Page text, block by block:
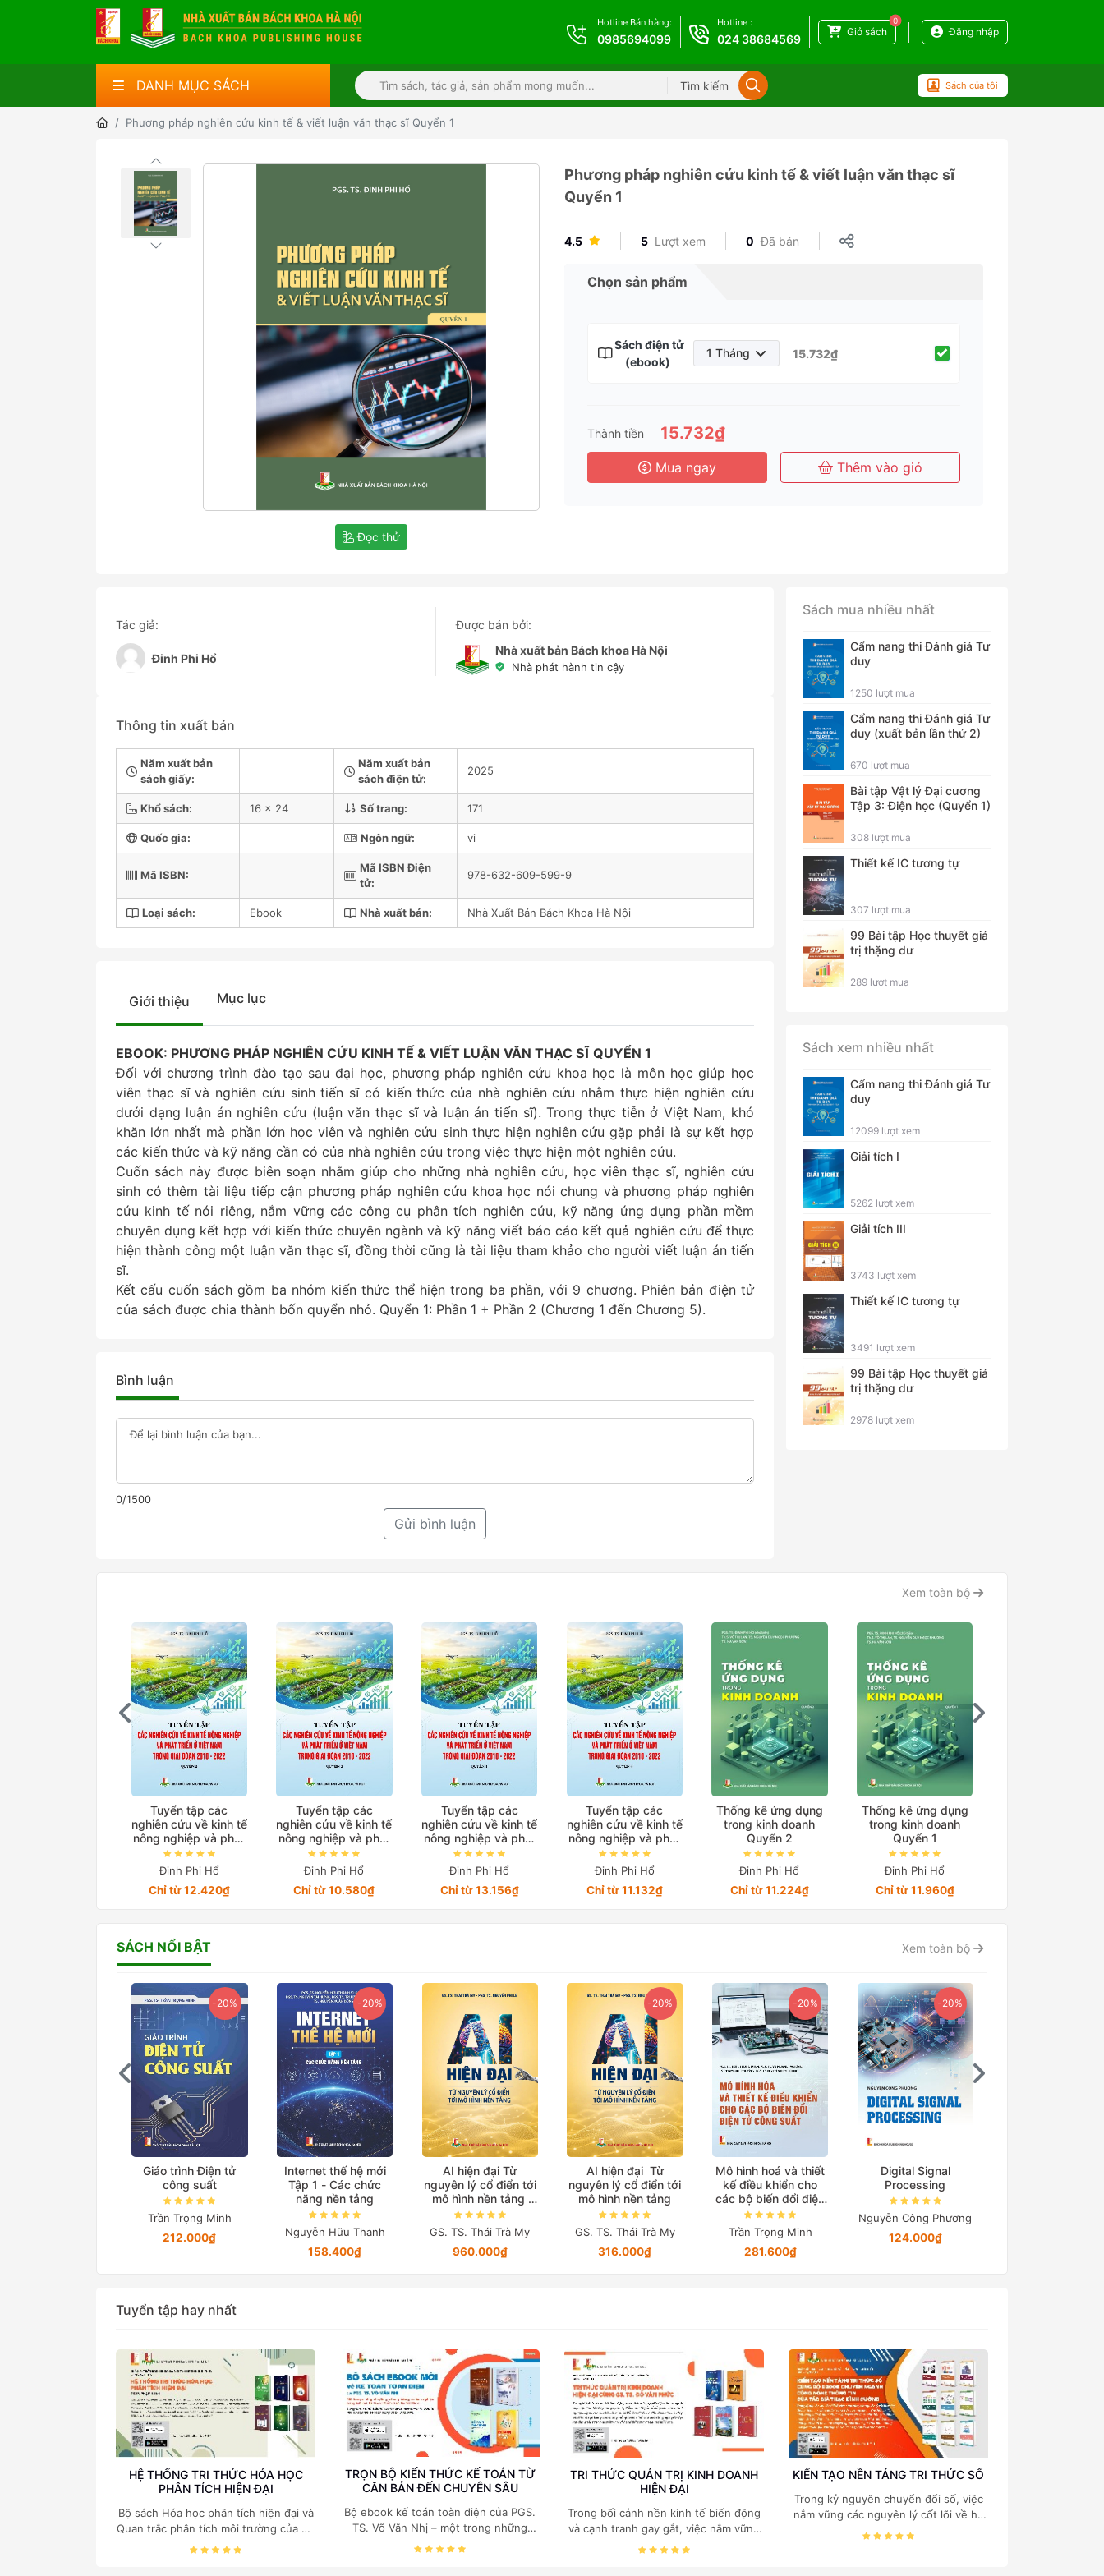
Hotline Bán hàng:
0985694099
Hotline :
024 38684569
0
Giỏ sách Đăng nhập
DANH MỤC SÁCH Tìm kiếm Sách của tôi
Phương pháp nghiên cứu kinh tế & viết luận văn thạc sĩ Quyển 1
Đọc thử
Phương pháp nghiên cứu kinh tế & viết luận văn thạc sĩ
Quyển 1
4.5 5 Lượt xem 0 Đã bán
Chọn sản phẩm
Sách điện tử
(ebook)
1 Tháng
6 Tháng
3 Năm
15.732₫
Thành tiền 15.732₫
Mua ngay Thêm vào giỏ
Tác giả:
Đinh Phi Hổ
Được bán bởi:
Nhà xuất bản Bách khoa Hà Nội
Nhà phát hành tin cậy
Thông tin xuất bản
Năm xuất bản
sách giấy:
Năm xuất bản
sách điện tử:
2025
Khổ sách: 16 x 24 Số trang: 171
Quốc gia: Ngôn ngữ: vi
Mã ISBN:
Mã ISBN Điện
tử:
978-632-609-599-9
Loại sách: Ebook Nhà xuất bản: Nhà Xuất Bản Bách Khoa Hà Nội
Giới thiệu Mục lục
EBOOK: PHƯƠNG PHÁP NGHIÊN CỨU KINH TẾ & VIẾT LUẬN VĂN THẠC SĨ QUYỂN 1
Đối với chương trình đào tạo sau đại học, phương pháp nghiên cứu khoa học là môn học giúp học
viên thạc sĩ và nghiên cứu sinh tiến sĩ có kiến thức của nhà nghiên cứu nhằm thực hiện nghiên cứu
dưới dạng luận án nghiên cứu (luận văn thạc sĩ và luận án tiến sĩ). Trong thực tiễn ở Việt Nam, khó
khăn lớn nhất mà phần lớn học viên và nghiên cứu sinh thực hiện nghiên cứu gặp phải là sự kết hợp
các kiến thức và kỹ năng cần có của nhà nghiên cứu trong việc thực hiện một nghiên cứu.
Cuốn sách này được biên soạn nhằm giúp cho những nhà nghiên cứu, học viên thạc sĩ, nghiên cứu
sinh có thêm tài liệu tiếp cận phương pháp nghiên cứu khoa học nói chung và phương pháp nghiên
cứu kinh tế nói riêng, nắm vững các công cụ phân tích nghiên cứu, kỹ năng ứng dụng phần mềm
chuyên dụng kết hợp với kiến thức chuyên ngành và kỹ năng viết báo cáo kết quả nghiên cứu để thực
hiện thành công một luận văn thạc sĩ, đồng thời cũng là tài liệu tham khảo cho người viết luận án tiến
sĩ.
Kết cấu cuốn sách gồm ba nhóm kiến thức thể hiện trong ba phần, với 9 chương. Phiên bản điện tử
của sách được chia thành bốn quyển nhỏ. Quyển 1: Phần 1 + Phần 2 (Chương 1 đến Chương 5).
Bình luận
0/1500
Gửi bình luận
Sách mua nhiều nhất
Cẩm nang thi Đánh giá Tư
duy
1250 lượt mua
Cẩm nang thi Đánh giá Tư
duy (xuất bản lần thứ 2)
670 lượt mua
Bài tập Vật lý Đại cương
Tập 3: Điện học (Quyển 1)
308 lượt mua
Thiết kế IC tương tự
307 lượt mua
99 Bài tập Học thuyết giá
trị thặng dư
289 lượt mua
Sách xem nhiều nhất
Cẩm nang thi Đánh giá Tư
duy
12099 lượt xem
Giải tích I
5262 lượt xem
Giải tích III
3743 lượt xem
Thiết kế IC tương tự
3491 lượt xem
99 Bài tập Học thuyết giá
trị thặng dư
2978 lượt xem
Xem toàn bộ
Tuyển tập các
nghiên cứu về kinh tế
nông nghiệp và phát
triển ở Việt Nam
trong giai đoạn
Đinh Phi Hổ
Chỉ từ 12.420₫
Tuyển tập các
nghiên cứu về kinh tế
nông nghiệp và phát
triển ở Việt Nam
trong giai đoạn
Đinh Phi Hổ
Chỉ từ 10.580₫
Tuyển tập các
nghiên cứu về kinh tế
nông nghiệp và phát
triển ở Việt Nam
trong giai đoạn
Đinh Phi Hổ
Chỉ từ 13.156₫
Tuyển tập các
nghiên cứu về kinh tế
nông nghiệp và phát
triển ở Việt Nam
trong giai đoạn
Đinh Phi Hổ
Chỉ từ 11.132₫
Thống kê ứng dụng
trong kinh doanh
Quyển 2
Đinh Phi Hổ
Chỉ từ 11.224₫
Thống kê ứng dụng
trong kinh doanh
Quyển 1
Đinh Phi Hổ
Chỉ từ 11.960₫
SÁCH NỔI BẬT Xem toàn bộ
-20%
Giáo trình Điện tử
công suất
Trần Trọng Minh
212.000₫
-20%
Internet thế hệ mới
Tập 1 - Các chức
năng nền tảng
Nguyễn Hữu Thanh
158.400₫
AI hiện đại Từ
nguyên lý cổ điển tới
mô hình nền tảng
(Bản in màu đặc biệt)
GS. TS. Thái Trà My
960.000₫
-20%
AI hiện đại Từ
nguyên lý cổ điển tới
mô hình nền tảng
GS. TS. Thái Trà My
316.000₫
-20%
Mô hình hoá và thiết
kế điều khiển cho
các bộ biến đổi điện
tử công suất
Trần Trọng Minh
281.600₫
-20%
Digital Signal
Processing
Nguyễn Công Phương
124.000₫
Tuyển tập hay nhất
HỆ THỐNG TRI THỨC HÓA HỌC
PHÂN TÍCH HIỆN ĐẠI
Bộ sách Hóa học phân tích hiện đại và
Quan trắc phân tích môi trường của Cố
Giáo sư, Tiến sĩ Phạm Luận là một
TRỌN BỘ KIẾN THỨC KẾ TOÁN TỪ
CĂN BẢN ĐẾN CHUYÊN SÂU
Bộ ebook kế toán toàn diện của PGS.
TS. Võ Văn Nhị – một trong những
chuyên gia hàng đầu, giàu kinh
TRI THỨC QUẢN TRỊ KINH DOANH
HIỆN ĐẠI
Trong bối cảnh nền kinh tế biến động
và cạnh tranh gay gắt, việc nắm vững
các quy luật kinh tế và kỹ năng quản
KIẾN TẠO NỀN TẢNG TRI THỨC SỐ
Trong kỷ nguyên chuyển đổi số, việc
nắm vững các nguyên lý cốt lõi về hệ
thống thông tin, cấu trúc dữ liệu, cơ